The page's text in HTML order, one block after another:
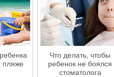
пляже
Что делать, чтобы
ребенок не боялся
стоматолога